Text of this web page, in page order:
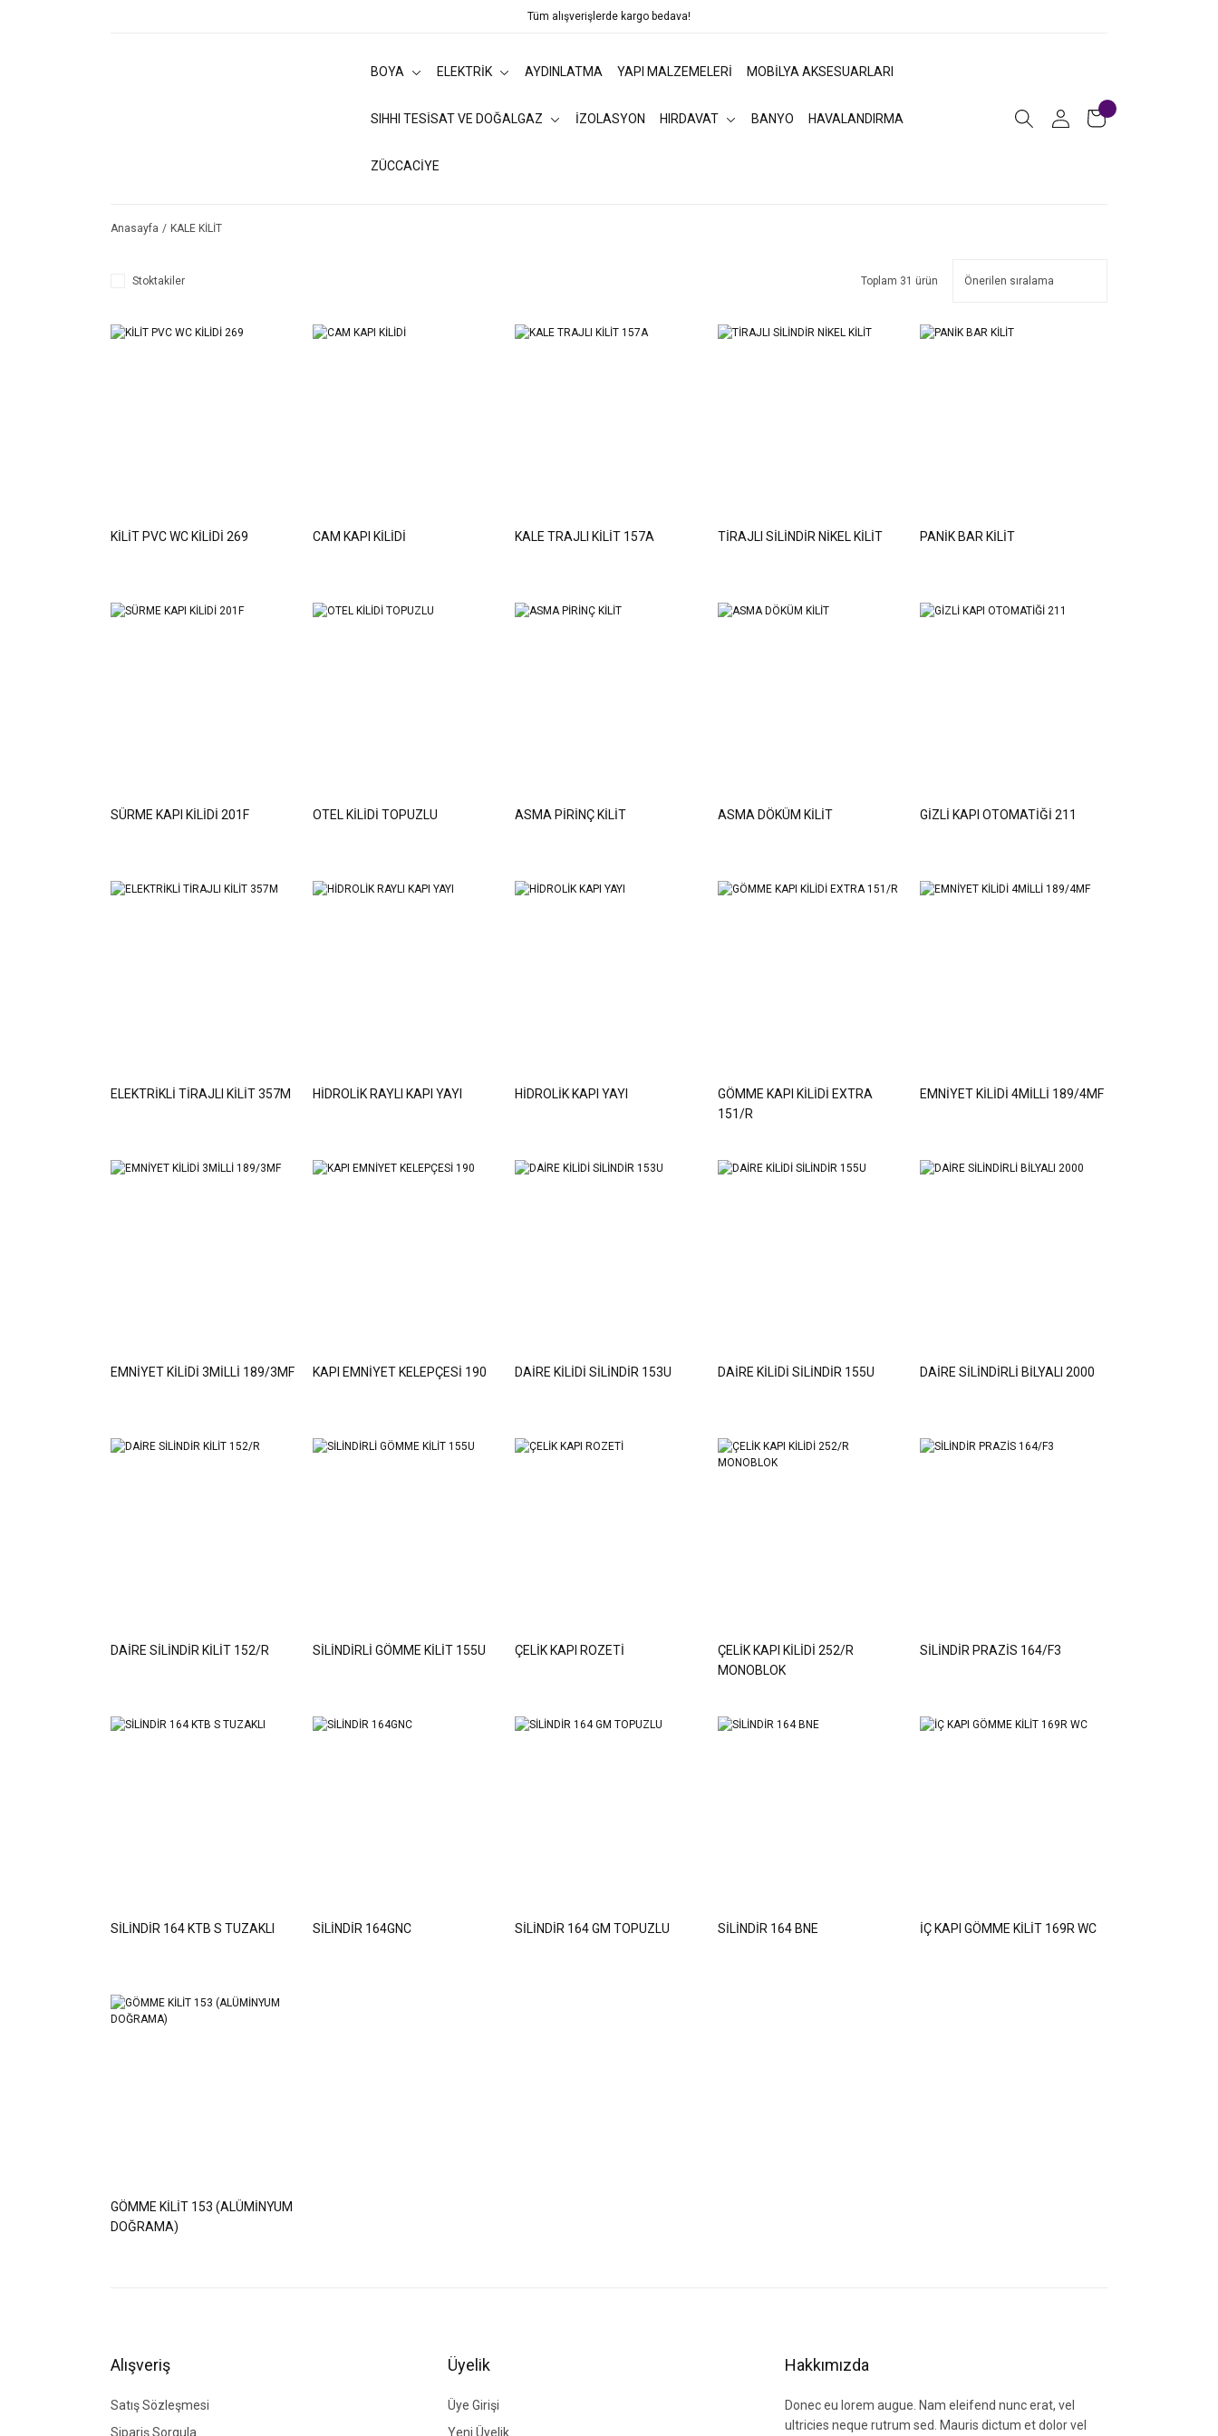
Tüm alışverişlerde kargo bedava!
BOYA ELEKTRİK AYDINLATMA YAPI MALZEMELERİ MOBİLYA AKSESUARLARI
SIHHI TESİSAT VE DOĞALGAZ İZOLASYON HIRDAVAT BANYO HAVALANDIRMA
ZÜCCACİYE
Anasayfa KALE KİLİT
Stoktakiler Toplam 31 ürün
KİLİT PVC WC KİLİDİ 269 CAM KAPI KİLİDİ KALE TRAJLI KİLİT 157A TİRAJLI SİLİNDİR NİKEL KİLİT PANİK BAR KİLİT
SÜRME KAPI KİLİDİ 201F OTEL KİLİDİ TOPUZLU ASMA PİRİNÇ KİLİT ASMA DÖKÜM KİLİT GİZLİ KAPI OTOMATİĞİ 211
ELEKTRİKLİ TİRAJLI KİLİT 357M HİDROLİK RAYLI KAPI YAYI HİDROLİK KAPI YAYI
GÖMME KAPI KİLİDİ EXTRA
151/R
EMNİYET KİLİDİ 4MİLLİ 189/4MF
EMNİYET KİLİDİ 3MİLLİ 189/3MF KAPI EMNİYET KELEPÇESİ 190 DAİRE KİLİDİ SİLİNDİR 153U DAİRE KİLİDİ SİLİNDİR 155U DAİRE SİLİNDİRLİ BİLYALI 2000
DAİRE SİLİNDİR KİLİT 152/R SİLİNDİRLİ GÖMME KİLİT 155U ÇELİK KAPI ROZETİ
ÇELİK KAPI KİLİDİ 252/R
MONOBLOK
SİLİNDİR PRAZİS 164/F3
SİLİNDİR 164 KTB S TUZAKLI SİLİNDİR 164GNC SİLİNDİR 164 GM TOPUZLU SİLİNDİR 164 BNE İÇ KAPI GÖMME KİLİT 169R WC
GÖMME KİLİT 153 (ALÜMİNYUM
DOĞRAMA)
Alışveriş
Satış Sözleşmesi
Sipariş Sorgula
Üyelik
Üye Girişi
Yeni Üyelik
Hakkımızda
Donec eu lorem augue. Nam eleifend nunc erat, vel
ultricies neque rutrum sed. Mauris dictum et dolor vel